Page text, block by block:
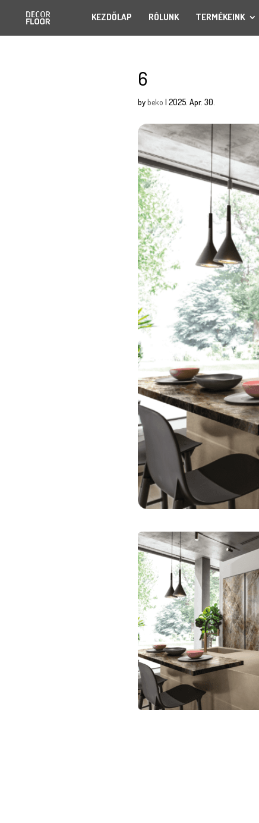
KEZDŐLAP RÓLUNK TERMÉKEINK
6
bybeko | 2025. Apr. 30.